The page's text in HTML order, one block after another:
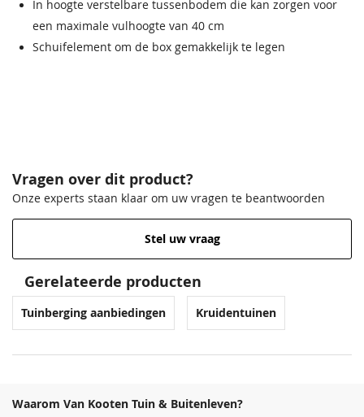
In hoogte verstelbare tussenbodem die kan zorgen voor
een maximale vulhoogte van 40 cm
Schuifelement om de box gemakkelijk te legen
Vragen over dit product?
Onze experts staan klaar om uw vragen te beantwoorden
Stel uw vraag
Gerelateerde producten
Tuinberging aanbiedingen Kruidentuinen
Waarom Van Kooten Tuin & Buitenleven?